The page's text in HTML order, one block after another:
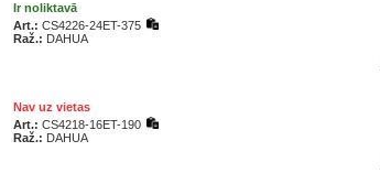
Ir noliktavā
Art.: CS4226-24ET-375
Raž.: DAHUA
Nav uz vietas
Art.: CS4218-16ET-190
Raž.: DAHUA